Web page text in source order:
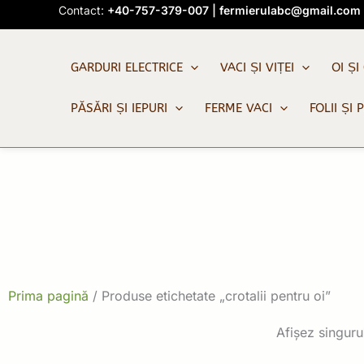
to
Contact: +40-757-379-007 fermierulabc@gmail.com
GARDURI ELECTRICE VACI ȘI VIȚEI OI ȘI
PĂSĂRI ȘI IEPURI FERME VACI FOLII ȘI
Prima pagină / Produse etichetate „crotalii pentru oi”
Afișez